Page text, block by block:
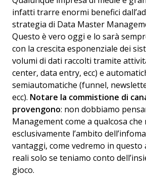
infatti trarre enormi benefici
strategia di Data Master
Questo è vero oggi e lo sarà
con la crescita esponenziale dei
volumi di dati raccolti tramite
center, data entry, ecc) e
semiautomatiche (funnel,
ecc). Notare la commistione di
provengono: non dobbiamo
Management come a qualcosa
esclusivamente l’ambito
vantaggi, come vedremo in questo
reali solo se teniamo conto
gioco.